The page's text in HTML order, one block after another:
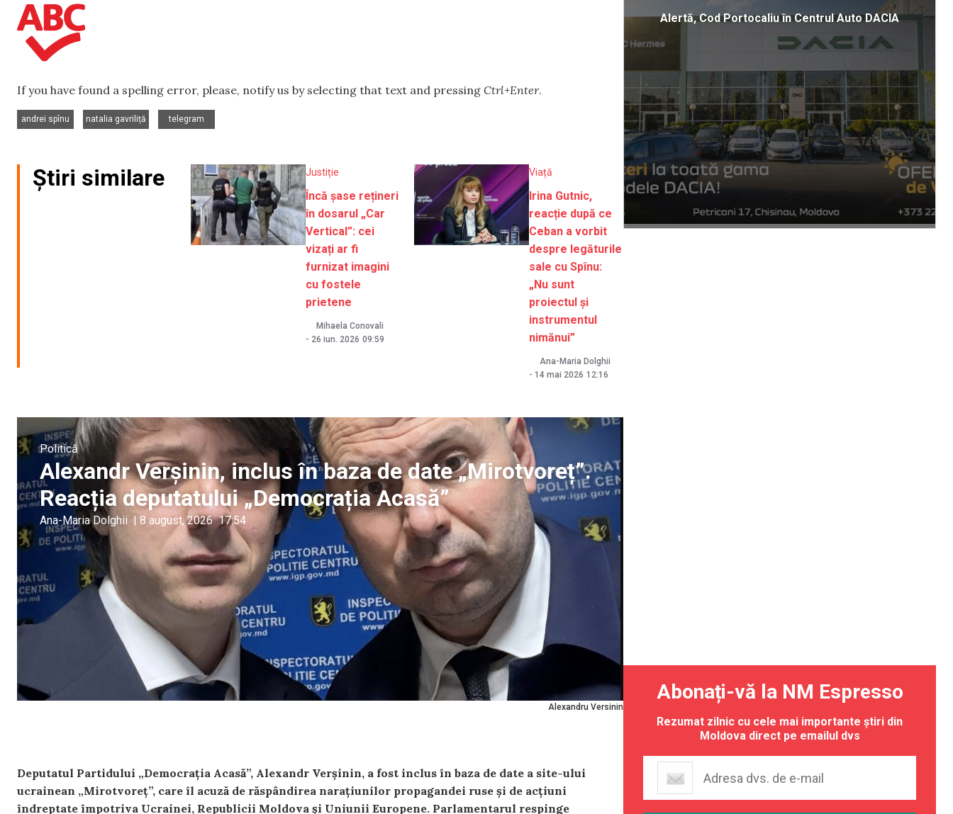
If you have found a spelling error, please, notify us by selecting that text and pressing Ctrl+Enter.
andrei spînu
natalia gavriliță
telegram
Știri similare Justiție
Încă șase rețineri
în dosarul „Car
Vertical”: cei
vizați ar fi
furnizat imagini
cu fostele
prietene
Mihaela Conovali
- 26 iun. 2026 09:59
Viață
Irina Gutnic,
reacție după ce
Ceban a vorbit
despre legăturile
sale cu Spînu:
„Nu sunt
proiectul și
instrumentul
nimănui”
Ana-Maria Dolghii
- 14 mai 2026 12:16
Alexandru Versinin
Politică
Alexandr Verșinin, inclus în baza de date „Mirotvoreț”.
Reacția deputatului „Democrația Acasă”
Ana-Maria Dolghii | 8 august, 2026 17:54
Deputatul Partidului „Democrația Acasă”, Alexandr Verșinin, a fost inclus în baza de date a site-ului
ucrainean „Mirotvoreț”, care îl acuză de răspândirea narațiunilor propagandei ruse și de acțiuni
îndreptate împotriva Ucrainei, Republicii Moldova și Uniunii Europene. Parlamentarul respinge
Alertă, Cod Portocaliu în Centrul Auto DACIA
Abonați-vă la NM Espresso
Rezumat zilnic cu cele mai importante știri din
Moldova direct pe emailul dvs